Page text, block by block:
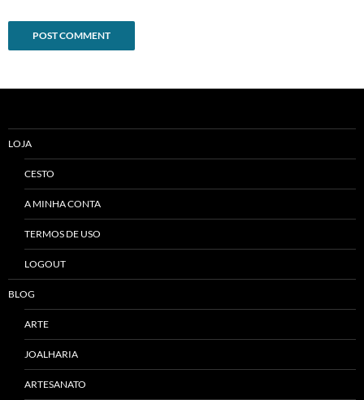
LOJA
CESTO
A MINHA CONTA
TERMOS DE USO
LOGOUT
BLOG
ARTE
JOALHARIA
ARTESANATO